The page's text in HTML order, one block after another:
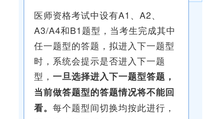
医师资格考试中设有A1、A2、
A3/A4和B1题型，当考生完成其中
任一题型的答题，拟进入下一题型
时，系统会提示是否进入下一题
型， 一旦选择进入下一题型答题，
当前做答题型的答题情况将不能回
看。 每个题型间切换均按此进行，